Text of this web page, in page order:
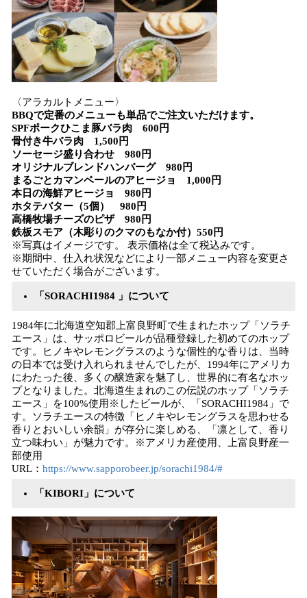
〈アラカルトメニュー〉
BBQで定番のメニューも単品でご注文いただけます。
SPFポークひこま豚バラ肉 600円
骨付き牛バラ肉 1,500円
ソーセージ盛り合わせ 980円
オリジナルブレンドハンバーグ 980円
まるごとカマンベールのアヒージョ 1,000円
本日の海鮮アヒージョ 980円
ホタテバター（5個） 980円
高橋牧場チーズのピザ 980円
鉄板スモア（木彫りのクマのもなか付）550円
※写真はイメージです。 表示価格は全て税込みです。
※期間中、仕入れ状況などにより一部メニュー内容を変更さ
せていただく場合がございます。
「SORACHI1984 」について
1984年に北海道空知郡上富良野町で生まれたホップ「ソラチ
エース」は、サッポロビールが品種登録した初めてのホップ
です。ヒノキやレモングラスのような個性的な香りは、当時
の日本では受け入れられませんでしたが、1994年にアメリカ
にわたった後、多くの醸造家を魅了し、世界的に有名なホッ
プとなりました。北海道生まれのこの伝説のホップ「ソラチ
エース」を100%使用※したビールが、「SORACHI1984」で
す。ソラチエースの特徴「ヒノキやレモングラスを思わせる
香りとおいしい余韻」が存分に楽しめる、「凛として、香り
立つ味わい」が魅力です。※アメリカ産使用、上富良野産一
部使用
URL： https://www.sapporobeer.jp/sorachi1984/#
「KIBORI」について